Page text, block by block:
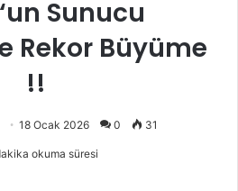
Sunucu
Rekor Büyüme
!!
18 Ocak 2026 0 31
okuma süresi